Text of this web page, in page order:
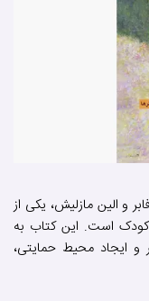
و الین مازلیش، یکی از
است. این کتاب به
و ایجاد محیط حمایتی،